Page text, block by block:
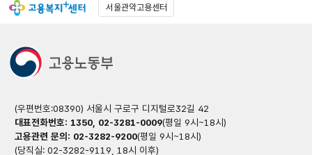
서울관악고용센터
(우편번호:08390) 서울시 구로구 디지털로32길 42
대표전화번호: 1350, 02-3281-0009(평일 9시~18시)
고용관련 문의: 02-3282-9200(평일 9시~18시)
(당직실: 02-3282-9119, 18시 이후)